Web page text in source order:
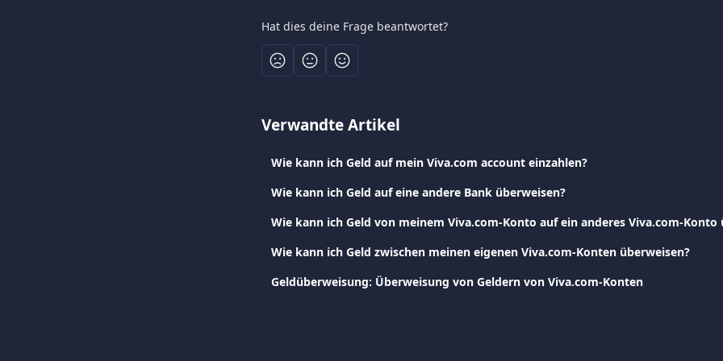
Hat dies deine Frage beantwortet?
Verwandte Artikel
Wie kann ich Geld auf mein Viva.com account einzahlen?
Wie kann ich Geld auf eine andere Bank überweisen?
Wie kann ich Geld von meinem Viva.com-Konto auf ein anderes Viva.com-Konto
Wie kann ich Geld zwischen meinen eigenen Viva.com-Konten überweisen?
Geldüberweisung: Überweisung von Geldern von Viva.com-Konten